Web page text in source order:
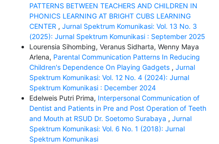
PATTERNS BETWEEN TEACHERS AND CHILDREN IN
PHONICS LEARNING AT BRIGHT CUBS LEARNING
CENTER , Jurnal Spektrum Komunikasi: Vol. 13 No. 3
(2025): Jurnal Spektrum Komunikasi : September 2025
Lourensia Sihombing, Veranus Sidharta, Wenny Maya
Arlena, Parental Communication Patterns In Reducing
Children's Dependence On Playing Gadgets , Jurnal
Spektrum Komunikasi: Vol. 12 No. 4 (2024): Jurnal
Spektrum Komunikasi : December 2024
Edelweis Putri Prima, Interpersonal Communication of
Dentist and Patients in Pre and Post Operation of Teeth
and Mouth at RSUD Dr. Soetomo Surabaya , Jurnal
Spektrum Komunikasi: Vol. 6 No. 1 (2018): Jurnal
Spektrum Komunikasi